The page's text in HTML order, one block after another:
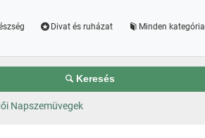
Divat és ruházat Minden kategória
Keresés
Napszemüvegek